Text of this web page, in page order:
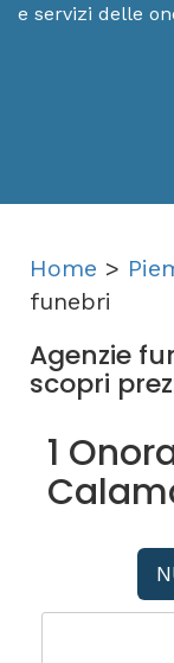
e servizi delle
Home >
funebri
Agenzie
scopri
1